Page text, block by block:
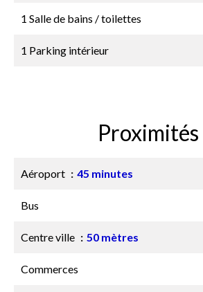
1 Salle de bains / toilettes
1 Parking intérieur
Proximités
Aéroport 45 minutes
Bus
Centre ville 50 mètres
Commerces